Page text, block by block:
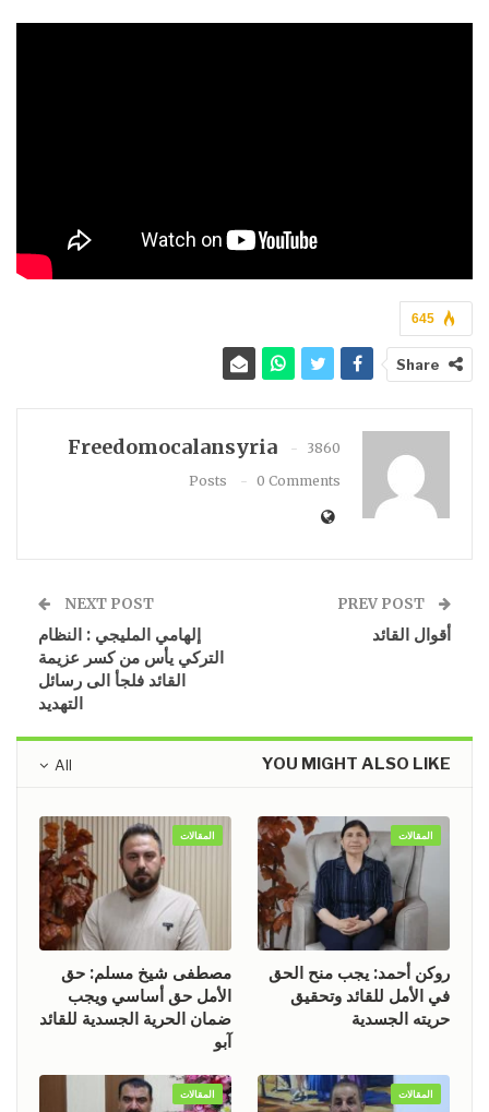
645
Share
Freedomocalansyria
3860
Posts
0 Comments
أقوال القائد
NEXT POST
إلهامي المليجي : النظام
التركي يأس من كسر عزيمة
القائد فلجأ الى رسائل
التهديد
All YOU MIGHT ALSO LIKE
المقالات
روكن أحمد: يجب منح الحق
في الأمل للقائد وتحقيق
حريته الجسدية
المقالات
مصطفى شيخ مسلم: حق
الأمل حق أساسي ويجب
ضمان الحرية الجسدية للقائد
آبو
المقالات المقالات